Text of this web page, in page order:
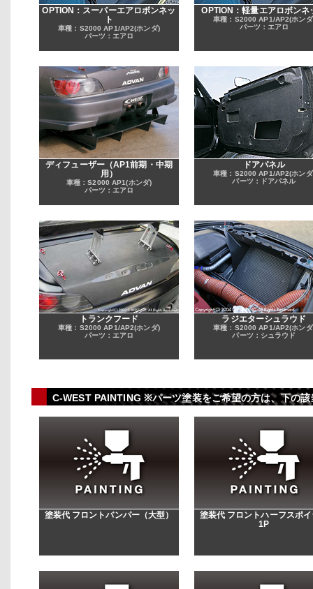
OPTION：スーパーエアロボンネッ
ト
車種：S2000 AP1/AP2(ホンダ)
パーツ：エアロ
OPTION：軽量エアロボンネ
車種：S2000 AP1/AP2(ホン
パーツ：エアロ
ディフューザー（AP1前期・中期
用）
車種：S2000 AP1(ホンダ)
パーツ：エアロ
ドアパネル
車種：S2000 AP1/AP2(ホン
パーツ：ドアパネル
トランクフード
車種：S2000 AP1/AP2(ホンダ)
パーツ：エアロ
ラジエターシュラウド
車種：S2000 AP1/AP2(ホン
パーツ：シュラウド
C-WEST PAINTING ※パーツ塗装をご希望の方は、下の
塗装代 フロントバンパー（大型）
塗装代 フロントハーフスポ
1P